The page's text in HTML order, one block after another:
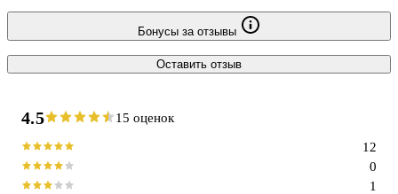
Бонусы за отзывы
Оставить отзыв
4.5 15 оценок
1
0
12